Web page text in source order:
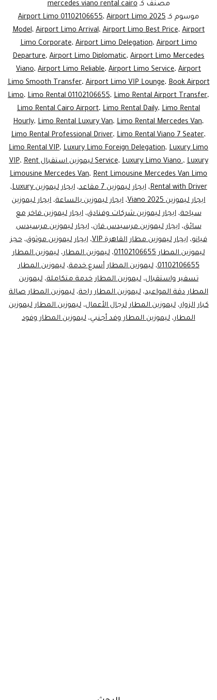
Viano
7
for
VIP
&
مصنف كـmercedes viano rental cairo
موسوم كـ
Airport Limo 01102106655، Airport Limo 2025
Model،Airport Limo Arrival،Airport Limo Best Price،Airport
Limo Corporate،Airport Limo Delegation،Airport Limo
Departure، Airport Limo Diplomatic، Airport Limo Mercedes
Viano، Airport Limo Reliable، Airport Limo Service، Airport
Limo Smooth Transfer،Airport Limo VIP Lounge،Book Airport
Limo، Limo Rental 01102106655، Limo Rental Airport Transfer،
Limo Rental Cairo Airport، Limo Rental Daily، Limo Rental
Hourly، Limo Rental Luxury Van، Limo Rental Mercedes Van،
Limo Rental Professional Driver، Limo Rental Viano 7 Seater،
Limo Rental VIP، Luxury Limo Foreign Delegation، Luxury Limo
Service،Luxury Limo Viano.،Luxury ليموزين استقبال VIP ،Rent
Limousine Mercedes Van، Rent Limousine Mercedes Van Limo
Rental with Driver،ايجار ليموزين 7 مقاعد ،ايجار ليموزين Luxury
،
ايجار ليموزين Viano 2025
، ايجار ليموزين بالساعة، ايجار ليموزين
سياحة،ايجار ليموزين شركات وفنادق،ايجار ليموزين فاخر مع
سائق،ايجار ليموزين مرسيدس فان،ايجار ليموزين مرسيدس
فيانو،ايجار ليموزين مطار القاهرة VIP ،ايجار ليموزين موثوق،حجز
ليموزين المطار 01102106655
، ليموزين المطار، ليموزين المطار
01102106655،ليموزين المطار أسرع خدمة،ليموزين المطار
تسفير واستقبال،ليموزين المطار خدمة متكاملة،ليموزين
المطار دقة المواعيد، ليموزين المطار راحة، ليموزين المطار صالة
كبار الزوار،ليموزين المطار لرجال الأعمال،ليموزين المطار ليموزين
المطار، ليموزين المطار وفد أجنبي، ليموزين المطار وفود